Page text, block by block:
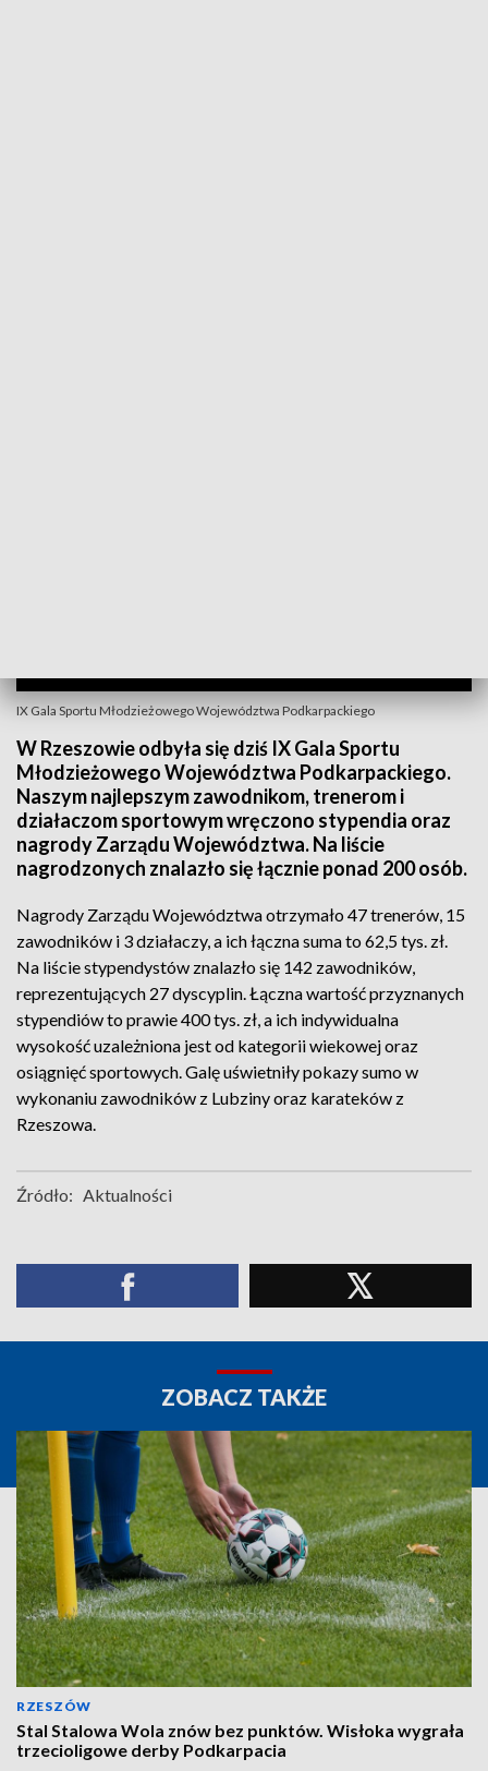
IX Gala Sportu Młodzieżowego Województwa Podkarpackiego
W Rzeszowie odbyła się dziś IX Gala Sportu
Młodzieżowego Województwa Podkarpackiego.
Naszym najlepszym zawodnikom, trenerom i
działaczom sportowym wręczono stypendia oraz
nagrody Zarządu Województwa. Na liście
nagrodzonych znalazło się łącznie ponad 200 osób.
Nagrody Zarządu Województwa otrzymało 47 trenerów, 15
zawodników i 3 działaczy, a ich łączna suma to 62,5 tys. zł.
Na liście stypendystów znalazło się 142 zawodników,
reprezentujących 27 dyscyplin. Łączna wartość przyznanych
stypendiów to prawie 400 tys. zł, a ich indywidualna
wysokość uzależniona jest od kategorii wiekowej oraz
osiągnięć sportowych. Galę uświetniły pokazy sumo w
wykonaniu zawodników z Lubziny oraz karateków z
Rzeszowa.
Źródło: Aktualności
ZOBACZ TAKŻE
RZESZÓW
Stal Stalowa Wola znów bez punktów. Wisłoka wygrała
trzecioligowe derby Podkarpacia